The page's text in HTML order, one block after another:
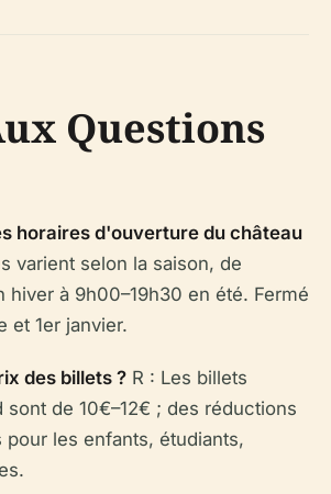
Questions
horaires d'ouverture du château
varient selon la saison, de
hiver à 9h00–19h30 en été. Fermé
et 1er janvier.
des billets ? R : Les billets
sont de 10€–12€ ; des réductions
pour les enfants, étudiants,